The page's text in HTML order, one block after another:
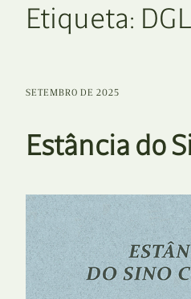
Etiqueta:
SETEMBRO DE 2025
Estância do